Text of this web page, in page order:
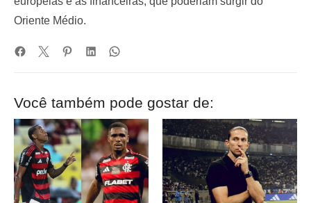
Oriente Médio.
Você também pode gostar de: